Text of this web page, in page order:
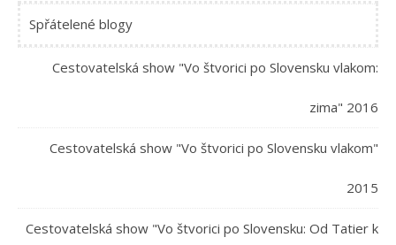
Spřátelené blogy
Cestovatelská show "Vo štvorici po Slovensku vlakom:
zima" 2016
Cestovatelská show "Vo štvorici po Slovensku vlakom"
2015
Cestovatelská show "Vo štvorici po Slovensku: Od Tatier k